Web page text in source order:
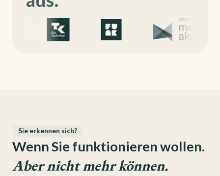
Sie erkennen sich?
Wenn Sie funktionieren wollen.
Aber nicht mehr können.